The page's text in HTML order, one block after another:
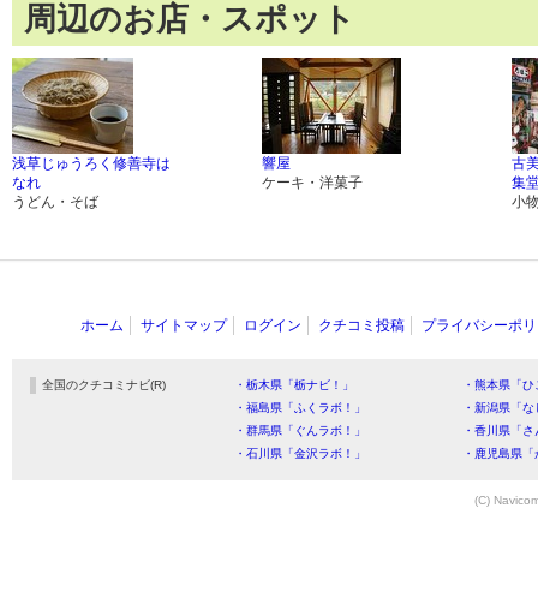
周辺のお店・スポット
浅草じゅうろく修善寺は
なれ
うどん・そば
響屋
ケーキ・洋菓子
古
集
小
ホーム サイトマップ ログイン クチコミ投稿 プライバシーポ
全国のクチコミナビ(R) ・栃木県「栃ナビ！」
・熊本県「
・福島県「ふくラボ！」
・新潟県「
・群馬県「ぐんラボ！」
・香川県「
・石川県「金沢ラボ！」
・鹿児島県
(C)